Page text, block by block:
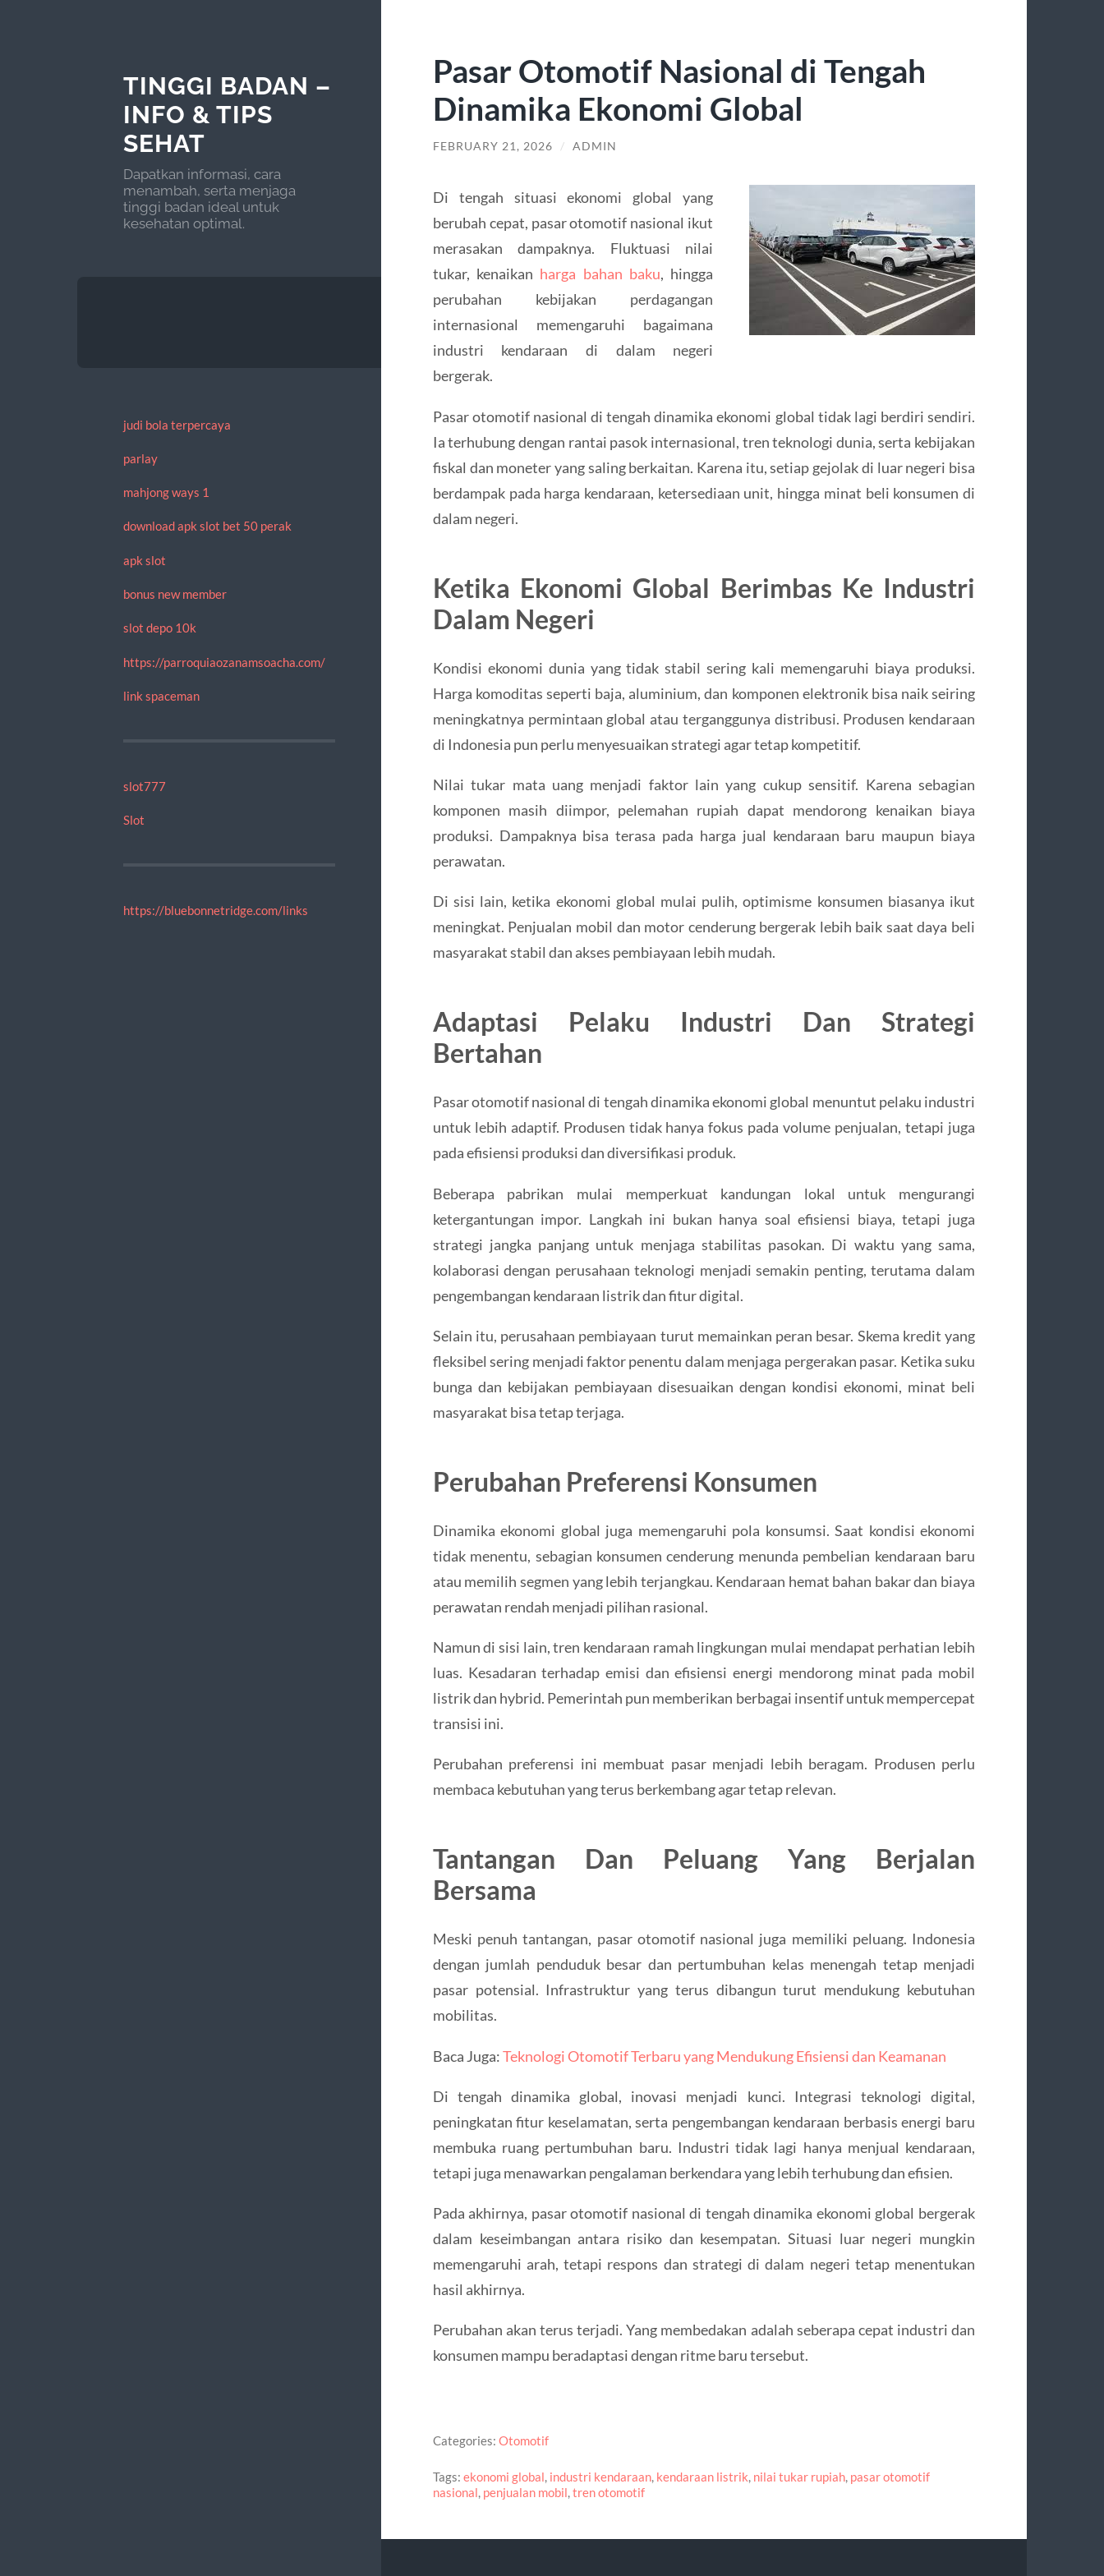
TINGGI BADAN –
INFO & TIPS
SEHAT
Dapatkan informasi, cara
menambah, serta menjaga
tinggi badan ideal untuk
kesehatan optimal.
judi bola terpercaya
parlay
mahjong ways 1
download apk slot bet 50 perak
apk slot
bonus new member
slot depo 10k
https://parroquiaozanamsoacha.com/
link spaceman
slot777
Slot
https://bluebonnetridge.com/links
Pasar Otomotif Nasional di Tengah
Dinamika Ekonomi Global
FEBRUARY 21, 2026 / ADMIN
Di tengah situasi ekonomi global yang
berubah cepat, pasar otomotif nasional ikut
merasakan dampaknya. Fluktuasi nilai
tukar, kenaikan harga bahan baku, hingga
perubahan kebijakan perdagangan
internasional memengaruhi bagaimana
industri kendaraan di dalam negeri
bergerak.
Pasar otomotif nasional di tengah dinamika ekonomi global tidak lagi berdiri sendiri.
Ia terhubung dengan rantai pasok internasional, tren teknologi dunia, serta kebijakan
fiskal dan moneter yang saling berkaitan. Karena itu, setiap gejolak di luar negeri bisa
berdampak pada harga kendaraan, ketersediaan unit, hingga minat beli konsumen di
dalam negeri.
Ketika Ekonomi Global Berimbas Ke Industri
Dalam Negeri
Kondisi ekonomi dunia yang tidak stabil sering kali memengaruhi biaya produksi.
Harga komoditas seperti baja, aluminium, dan komponen elektronik bisa naik seiring
meningkatnya permintaan global atau terganggunya distribusi. Produsen kendaraan
di Indonesia pun perlu menyesuaikan strategi agar tetap kompetitif.
Nilai tukar mata uang menjadi faktor lain yang cukup sensitif. Karena sebagian
komponen masih diimpor, pelemahan rupiah dapat mendorong kenaikan biaya
produksi. Dampaknya bisa terasa pada harga jual kendaraan baru maupun biaya
perawatan.
Di sisi lain, ketika ekonomi global mulai pulih, optimisme konsumen biasanya ikut
meningkat. Penjualan mobil dan motor cenderung bergerak lebih baik saat daya beli
masyarakat stabil dan akses pembiayaan lebih mudah.
Adaptasi Pelaku Industri Dan Strategi
Bertahan
Pasar otomotif nasional di tengah dinamika ekonomi global menuntut pelaku industri
untuk lebih adaptif. Produsen tidak hanya fokus pada volume penjualan, tetapi juga
pada efisiensi produksi dan diversifikasi produk.
Beberapa pabrikan mulai memperkuat kandungan lokal untuk mengurangi
ketergantungan impor. Langkah ini bukan hanya soal efisiensi biaya, tetapi juga
strategi jangka panjang untuk menjaga stabilitas pasokan. Di waktu yang sama,
kolaborasi dengan perusahaan teknologi menjadi semakin penting, terutama dalam
pengembangan kendaraan listrik dan fitur digital.
Selain itu, perusahaan pembiayaan turut memainkan peran besar. Skema kredit yang
fleksibel sering menjadi faktor penentu dalam menjaga pergerakan pasar. Ketika suku
bunga dan kebijakan pembiayaan disesuaikan dengan kondisi ekonomi, minat beli
masyarakat bisa tetap terjaga.
Perubahan Preferensi Konsumen
Dinamika ekonomi global juga memengaruhi pola konsumsi. Saat kondisi ekonomi
tidak menentu, sebagian konsumen cenderung menunda pembelian kendaraan baru
atau memilih segmen yang lebih terjangkau. Kendaraan hemat bahan bakar dan biaya
perawatan rendah menjadi pilihan rasional.
Namun di sisi lain, tren kendaraan ramah lingkungan mulai mendapat perhatian lebih
luas. Kesadaran terhadap emisi dan efisiensi energi mendorong minat pada mobil
listrik dan hybrid. Pemerintah pun memberikan berbagai insentif untuk mempercepat
transisi ini.
Perubahan preferensi ini membuat pasar menjadi lebih beragam. Produsen perlu
membaca kebutuhan yang terus berkembang agar tetap relevan.
Tantangan Dan Peluang Yang Berjalan
Bersama
Meski penuh tantangan, pasar otomotif nasional juga memiliki peluang. Indonesia
dengan jumlah penduduk besar dan pertumbuhan kelas menengah tetap menjadi
pasar potensial. Infrastruktur yang terus dibangun turut mendukung kebutuhan
mobilitas.
Baca Juga:Teknologi Otomotif Terbaru yang Mendukung Efisiensi dan Keamanan
Di tengah dinamika global, inovasi menjadi kunci. Integrasi teknologi digital,
peningkatan fitur keselamatan, serta pengembangan kendaraan berbasis energi baru
membuka ruang pertumbuhan baru. Industri tidak lagi hanya menjual kendaraan,
tetapi juga menawarkan pengalaman berkendara yang lebih terhubung dan efisien.
Pada akhirnya, pasar otomotif nasional di tengah dinamika ekonomi global bergerak
dalam keseimbangan antara risiko dan kesempatan. Situasi luar negeri mungkin
memengaruhi arah, tetapi respons dan strategi di dalam negeri tetap menentukan
hasil akhirnya.
Perubahan akan terus terjadi. Yang membedakan adalah seberapa cepat industri dan
konsumen mampu beradaptasi dengan ritme baru tersebut.
Categories: Otomotif
Tags: ekonomi global, industri kendaraan, kendaraan listrik, nilai tukar rupiah, pasar otomotif
nasional, penjualan mobil,tren otomotif